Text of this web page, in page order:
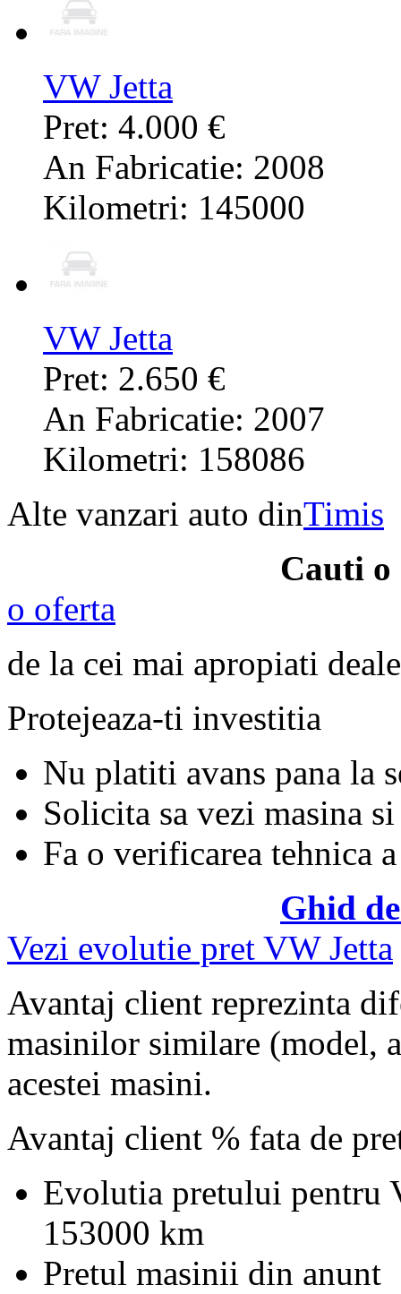
VW Jetta
Pret: 4.000 €
An Fabricatie: 2008
Kilometri: 145000
VW Jetta
Pret: 2.650 €
An Fabricatie: 2007
Kilometri: 158086
Alte vanzari auto dinTimis
Cauti o
o oferta
de la cei mai apropiati
Protejeaza-ti investitia
Nu platiti avans pana la
Solicita sa vezi masina si
Fa o verificarea tehnica
Ghid
Vezi evolutie pret VW Jetta
Avantaj client reprezinta
masinilor similare (model,
acestei masini.
Avantaj client % fata de
Evolutia pretului pentru
153000 km
Pretul masinii din anunt